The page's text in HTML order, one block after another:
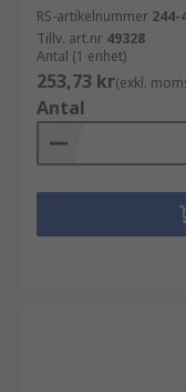
RS-artikelnummer 244-
Tillv. art.nr 49328
Antal (1 enhet)
253,73 kr(exkl.
Antal